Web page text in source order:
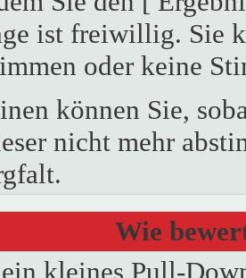
ist freiwillig. Sie
oder keine
können Sie,
nicht mehr
Wie
kleines Pull-